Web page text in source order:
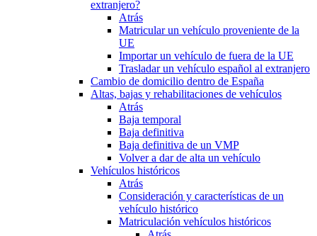
extranjero?
Atrás
Matricular un vehículo proveniente de la
UE
Importar un vehículo de fuera de la UE
Trasladar un vehículo español al extranjero
Cambio de domicilio dentro de España
Altas, bajas y rehabilitaciones de vehículos
Atrás
Baja temporal
Baja definitiva
Baja definitiva de un VMP
Volver a dar de alta un vehículo
Vehículos históricos
Atrás
Consideración y características de un
vehículo histórico
Matriculación vehículos históricos